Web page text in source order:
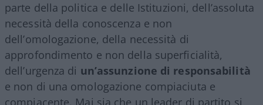
parte della politica e delle Istituzioni, dell’assoluta
necessità della conoscenza e non
dell’omologazione, della necessità di
approfondimento e non della superficialità,
dell’urgenza di un’assunzione di responsabilità
e non di una omologazione compiaciuta e